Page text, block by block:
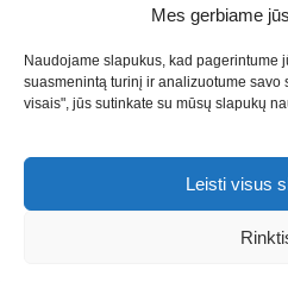
Mes gerbiame
Naudojame slapukus, kad pagerintume
suasmenintą turinį ir analizuotume savo
visais", jūs sutinkate su mūsų slapukų
Leisti visus